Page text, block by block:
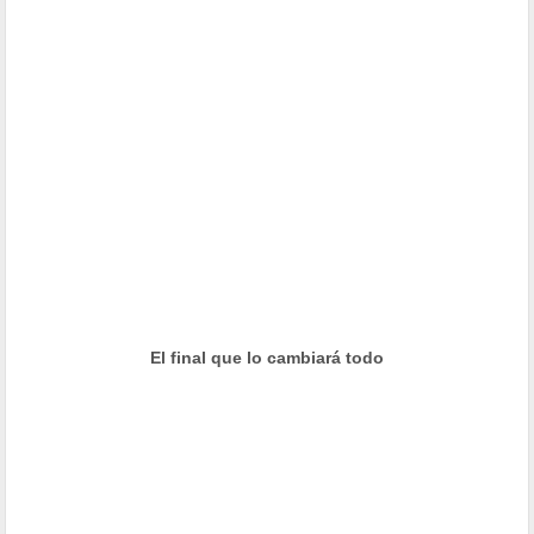
El final que lo cambiará todo